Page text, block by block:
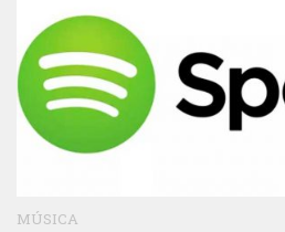
MÚSICA